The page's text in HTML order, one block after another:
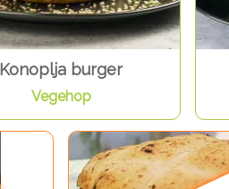
Konoplja burger
Vegehop